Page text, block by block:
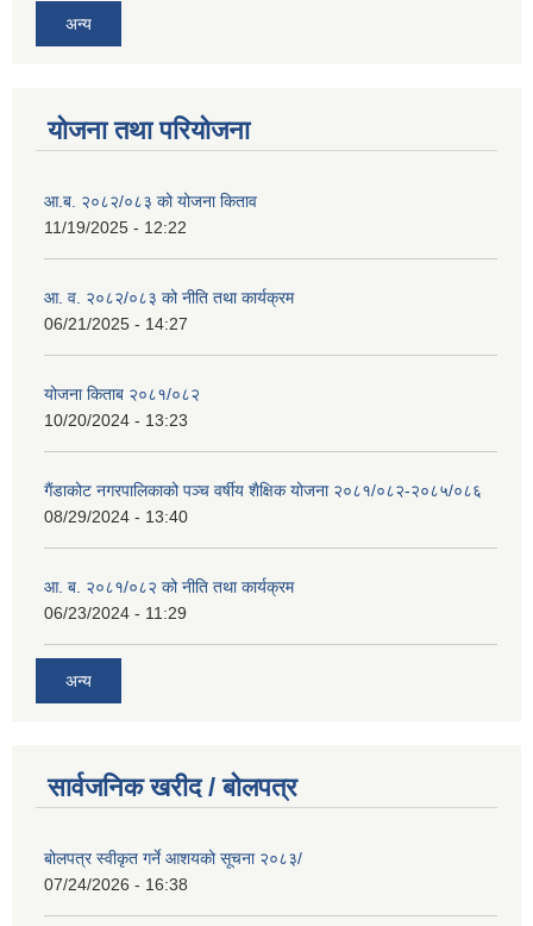
अन्य
योजना तथा परियोजना
आ.ब. २०८२/०८३ को योजना किताव
11/19/2025 - 12:22
आ. व. २०८२/०८३ को नीति तथा कार्यक्रम
06/21/2025 - 14:27
योजना किताब २०८१/०८२
10/20/2024 - 13:23
गैंडाकोट नगरपालिकाको पञ्च वर्षीय शैक्षिक योजना २०८१/०८२-२०८५/०८६
08/29/2024 - 13:40
आ. ब. २०८१/०८२ को नीति तथा कार्यक्रम
06/23/2024 - 11:29
अन्य
सार्वजनिक खरीद / बोलपत्र
बोलपत्र स्वीकृत गर्ने आशयको सूचना २०८३/
07/24/2026 - 16:38